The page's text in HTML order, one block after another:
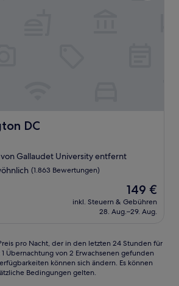
DC
DC
Gallaudet University entfernt
(1.863 Bewertungen)
Der
Preis
beträgt
149 €
inkl. Steuern & Gebühren
28. Aug.–29. Aug.
pro Nacht, der in den letzten 24 Stunden für
Übernachtung von 2 Erwachsenen gefunden
können sich ändern. Es können
Bedingungen gelten.